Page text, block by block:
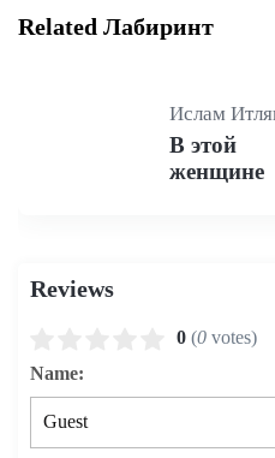
Related Лабиринт
Ислам
В этой
женщине
Reviews
0 (0 votes)
Name: